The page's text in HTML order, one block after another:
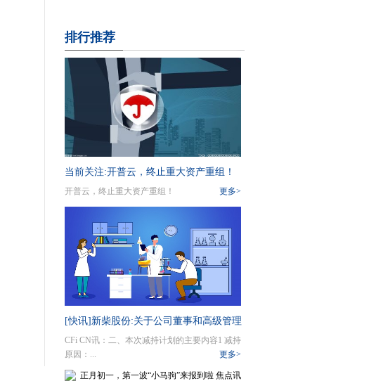
排行推荐
当前关注:开普云，终止重大资产重组！
开普云，终止重大资产重组！ 更多>
[快讯]新柴股份:关于公司董事和高级管理
人员股份减持计划的预披露_每日热点
CFi CN讯：二、本次减持计划的主要内容1 减持
原因：...
更多>